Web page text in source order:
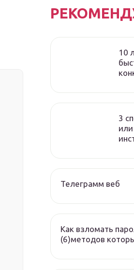
10
3
Телеграмм веб
Как взломать
(6)методов